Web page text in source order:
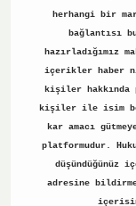
herhangi bir
bağlantısı
hazırladığımız
içerikler haber
kişiler hakkında
kişiler ile isim
kar amacı
platformudur.
düşündüğünüz
adresine